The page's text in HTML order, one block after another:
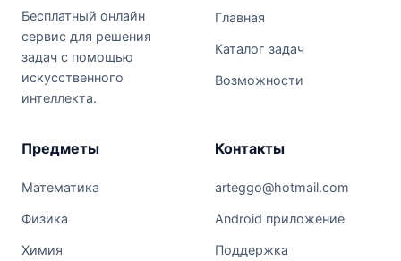
Бесплатный онлайн
сервис для решения
задач с помощью
искусственного
интеллекта.
Главная
Каталог задач
Возможности
Предметы
Математика
Физика
Химия
Контакты
arteggo@hotmail.com
Android приложение
Поддержка